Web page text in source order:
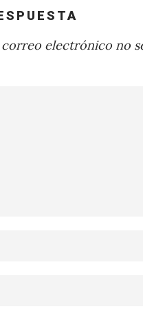
electrónico no